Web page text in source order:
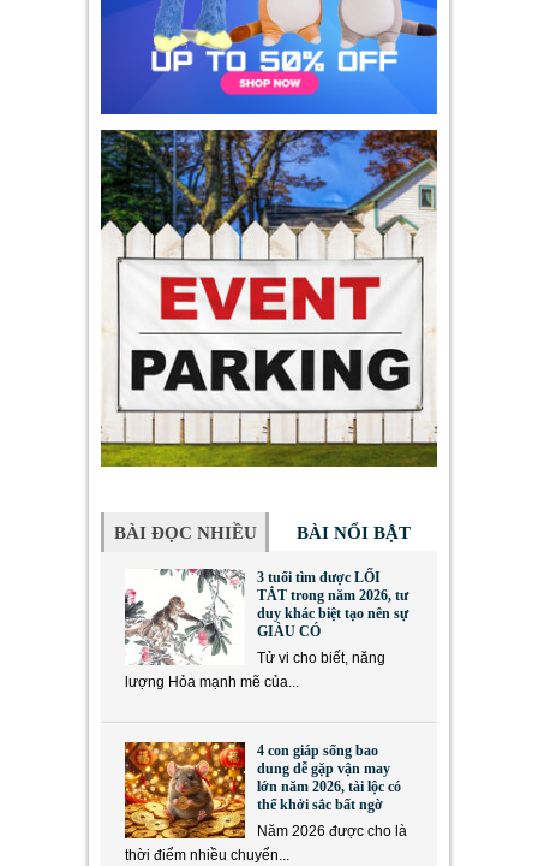
BÀI ĐỌC NHIỀU BÀI NỔI BẬT
3 tuổi tìm được LỐI
TẮT trong năm 2026, tư
duy khác biệt tạo nên sự
GIÀU CÓ
Tử vi cho biết, năng
lượng Hỏa mạnh mẽ của...
4 con giáp sống bao
dung dễ gặp vận may
lớn năm 2026, tài lộc có
thể khởi sắc bất ngờ
Năm 2026 được cho là
thời điểm nhiều chuyển...